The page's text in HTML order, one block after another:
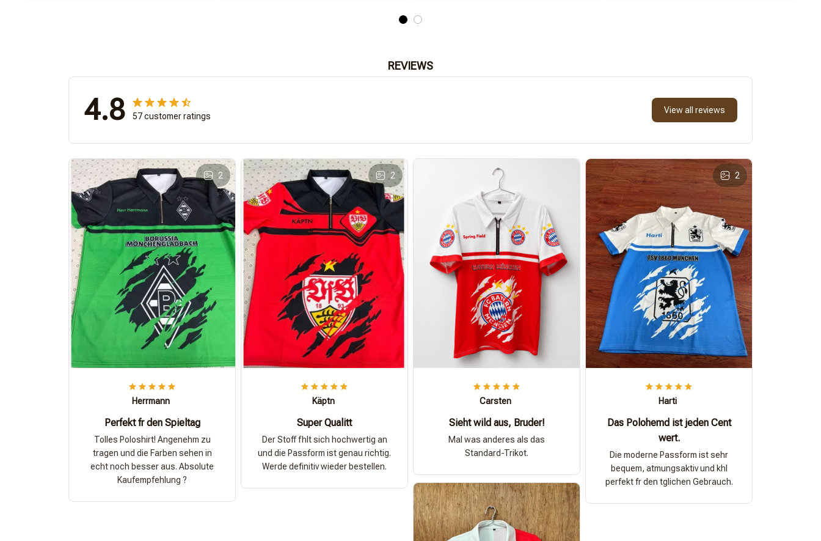
REVIEWS
4.8 57 customer ratings
View all reviews
2
Herrmann
Perfekt fr den Spieltag
Tolles Poloshirt! Angenehm zu
tragen und die Farben sehen in
echt noch besser aus. Absolute
Kaufempfehlung ?
2
Käptn
Super Qualitt
Der Stoff fhlt sich hochwertig an
und die Passform ist genau richtig.
Werde definitiv wieder bestellen.
Carsten
Sieht wild aus, Bruder!
Mal was anderes als das
Standard-Trikot.
2
Harti
Das Polohemd ist jeden Cent
wert.
Die moderne Passform ist sehr
bequem, atmungsaktiv und khl
perfekt fr den tglichen Gebrauch.